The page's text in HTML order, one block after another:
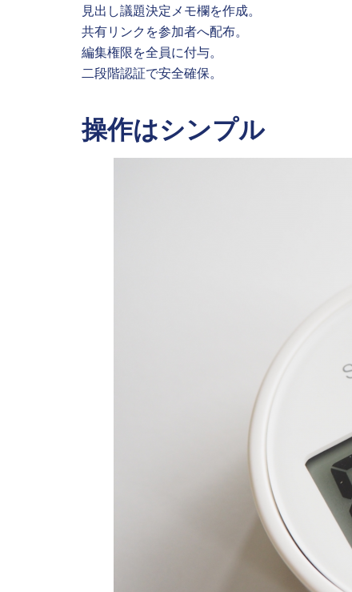
見出し議題決定メモ欄を作成。
共有リンクを参加者へ配布。
編集権限を全員に付与。
二段階認証で安全確保。
操作はシンプル